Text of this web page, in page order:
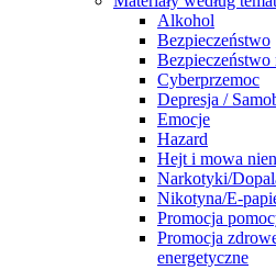
Alkohol
Bezpieczeństwo
Cyberprzemoc
Depresja /
Emocje
Hazard
Hejt i mowa
Narkotyki/
Nikotyna/E-
Promocja
Promocja
energetyczne